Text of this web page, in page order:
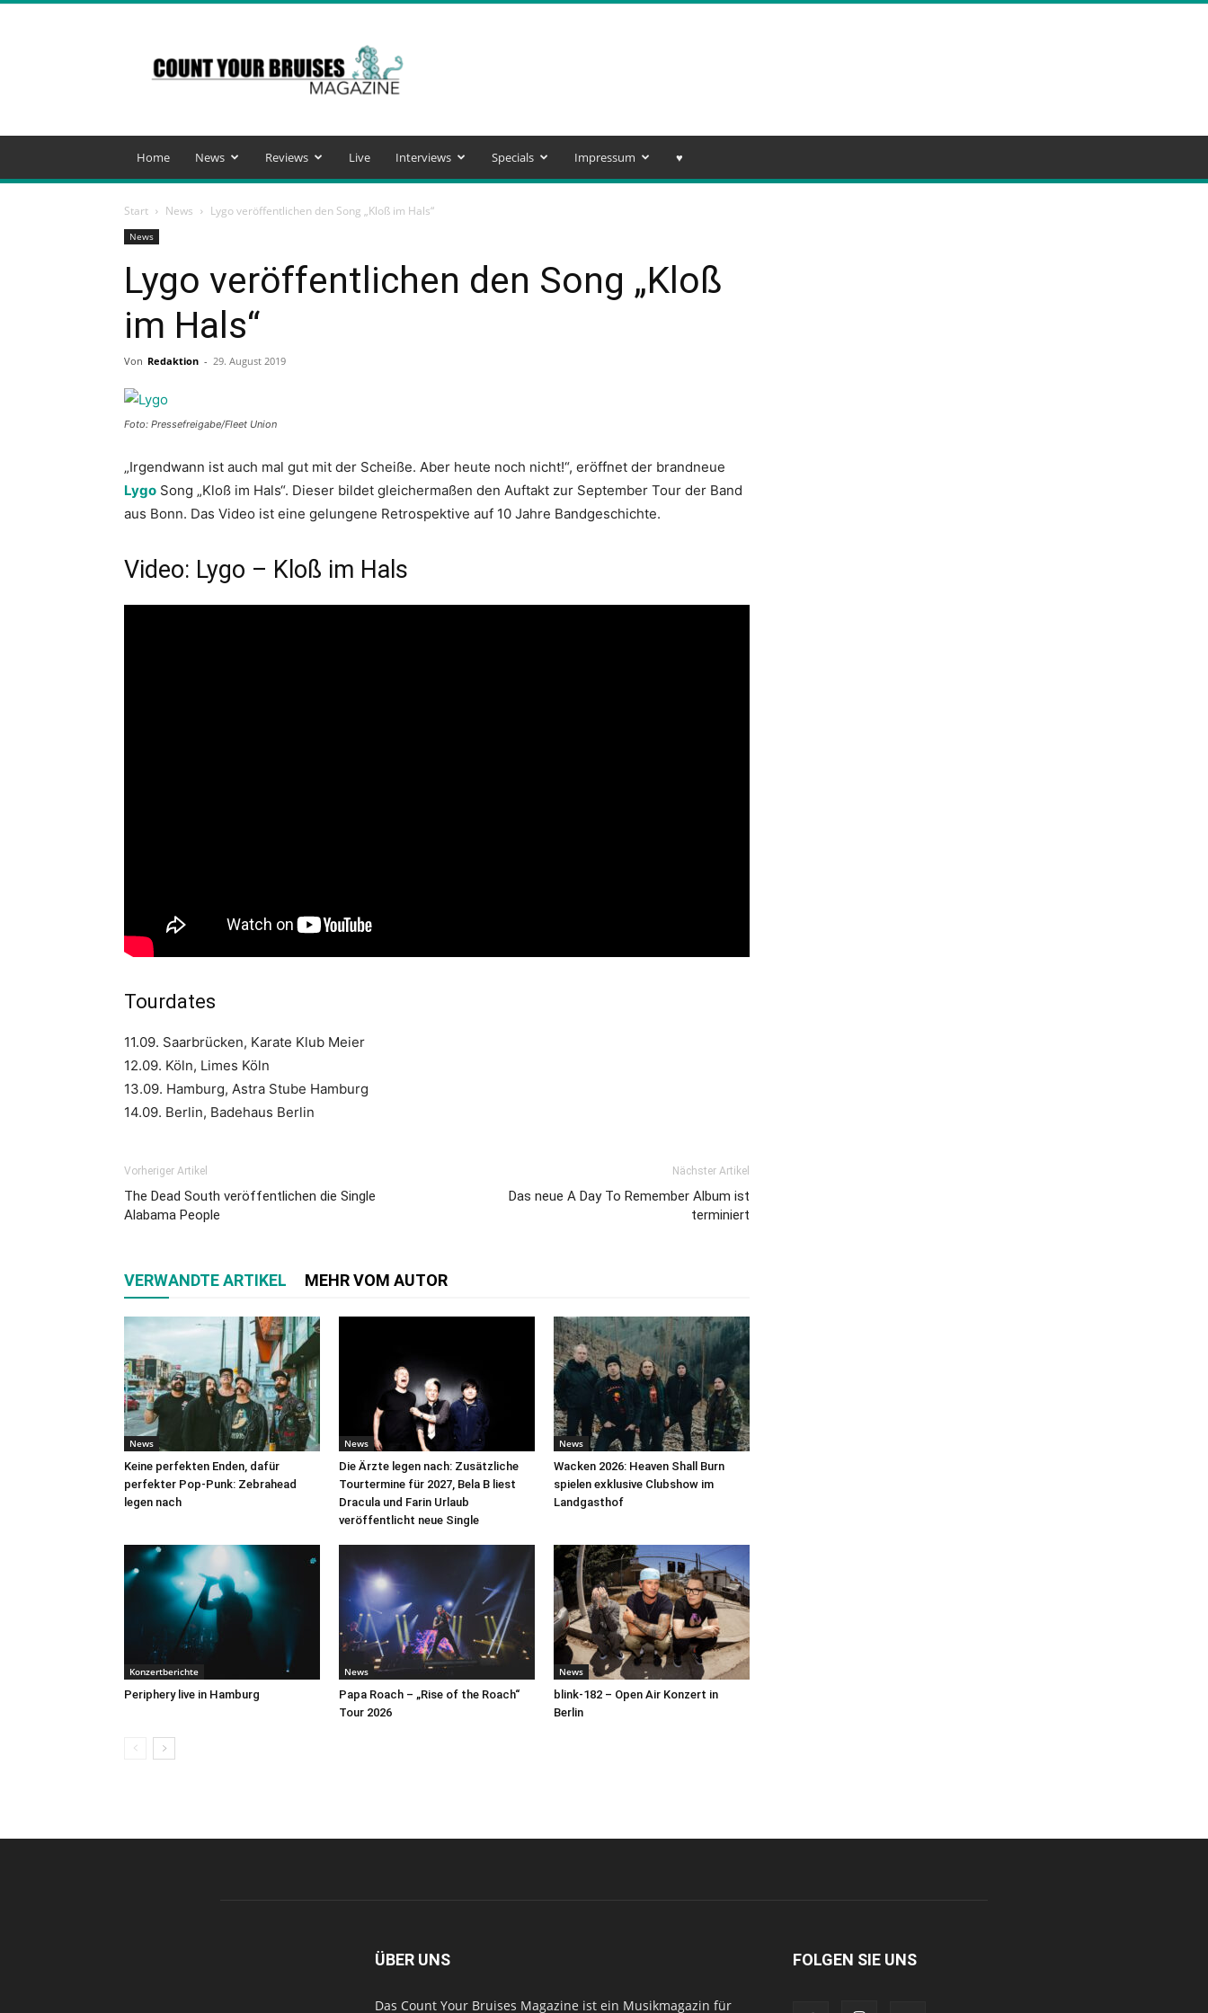
Your
Bruises
Magazine
Home News Reviews Live Interviews Specials Impressum ♥️
Start News Lygo veröffentlichen den Song „Kloß im Hals“
News
Lygo veröffentlichen den Song „Kloß
im Hals“
Von Redaktion - 29. August 2019
Foto: Pressefreigabe/Fleet Union
„Irgendwann ist auch mal gut mit der Scheiße. Aber heute noch nicht!“, eröffnet der brandneue
Lygo Song „Kloß im Hals“. Dieser bildet gleichermaßen den Auftakt zur September Tour der Band
aus Bonn. Das Video ist eine gelungene Retrospektive auf 10 Jahre Bandgeschichte.
Video: Lygo – Kloß im Hals
Tourdates
11.09. Saarbrücken, Karate Klub Meier
12.09. Köln, Limes Köln
13.09. Hamburg, Astra Stube Hamburg
14.09. Berlin, Badehaus Berlin
Vorheriger Artikel
The Dead South veröffentlichen die Single
Alabama People
Nächster Artikel
Das neue A Day To Remember Album ist
terminiert
VERWANDTE ARTIKEL MEHR VOM AUTOR
News
Keine perfekten Enden, dafür
perfekter Pop-Punk: Zebrahead
legen nach
News
Die Ärzte legen nach: Zusätzliche
Tourtermine für 2027, Bela B liest
Dracula und Farin Urlaub
veröffentlicht neue Single
News
Wacken 2026: Heaven Shall Burn
spielen exklusive Clubshow im
Landgasthof
Konzertberichte
Periphery live in Hamburg
News
Papa Roach – „Rise of the Roach“
Tour 2026
News
blink-182 – Open Air Konzert in
Berlin
ÜBER UNS
Das Count Your Bruises Magazine ist ein Musikmagazin für
FOLGEN SIE UNS